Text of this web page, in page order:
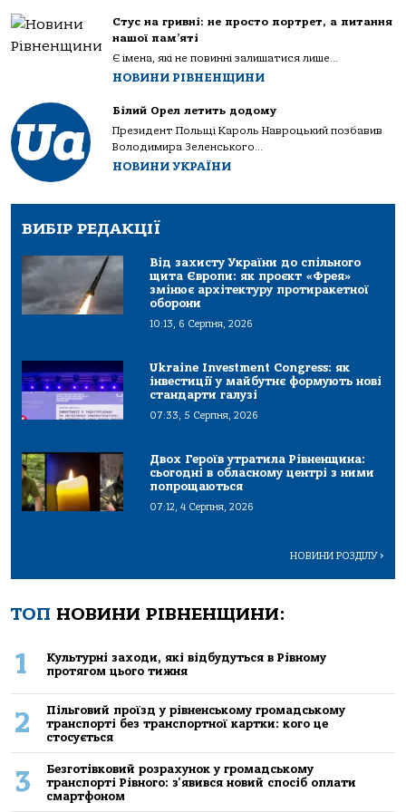
Стус на гривні: не просто портрет, а питання
нашої пам’яті
Є імена, які не повинні залишатися лише...
НОВИНИ РІВНЕНЩИНИ
Білий Орел летить додому
Президент Польщі Кароль Навроцький позбавив
Володимира Зеленського...
НОВИНИ УКРАЇНИ
ВИБІР РЕДАКЦІЇ
Від захисту України до спільного
щита Європи: як проєкт «Фрея»
змінює архітектуру протиракетної
оборони
10:13, 6 Серпня, 2026
Ukraine Investment Congress: як
інвестиції у майбутнє формують нові
стандарти галузі
07:33, 5 Серпня, 2026
Двох Героїв утратила Рівненщина:
сьогодні в обласному центрі з ними
попрощаються
07:12, 4 Серпня, 2026
НОВИНИ РОЗДІЛУ>
ТОП НОВИНИ РІВНЕНЩИНИ:
1
Культурні заходи, які відбудуться в Рівному
протягом цього тижня
2
Пільговий проїзд у рівненському громадському
транспорті без транспортної картки: кого це
стосується
3
Безготівковий розрахунок у громадському
транспорті Рівного: з'явився новий спосіб оплати
смартфоном